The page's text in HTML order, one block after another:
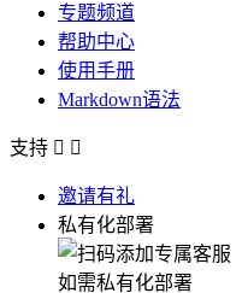
专题频道
帮助中心
使用手册
Markdown语法
支持  
邀请有礼
私有化部署
如需私有化部署